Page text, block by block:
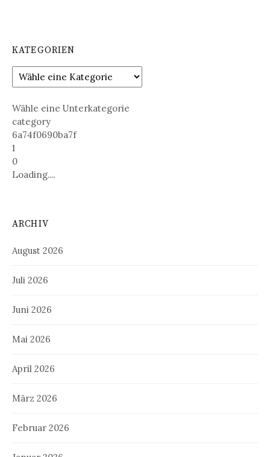
KATEGORIEN
Wähle eine Unterkategorie
category
6a74f0690ba7f
1
0
Loading....
ARCHIV
August 2026
Juli 2026
Juni 2026
Mai 2026
April 2026
März 2026
Februar 2026